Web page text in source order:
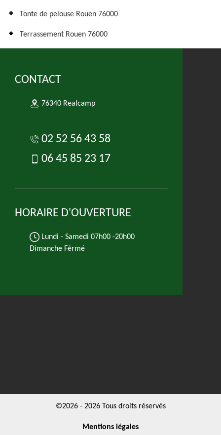
Tonte de pelouse Rouen 76000
Terrassement Rouen 76000
CONTACT
76340 Realcamp
02 52 56 43 58
06 45 85 23 17
HORAIRE D'OUVERTURE
Lundi - Samedi 07h00 -20h00
Dimanche Férmé
©2026 - 2026 Tous droits réservés
Mentions légales